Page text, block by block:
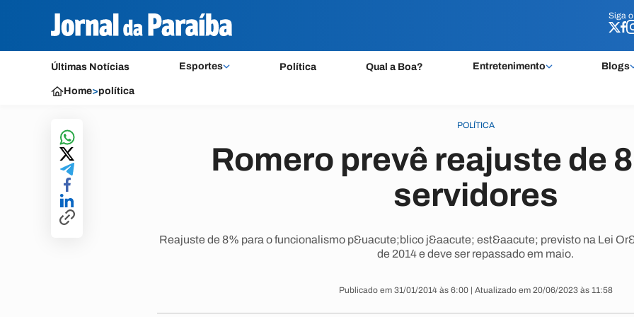
Siga o
Últimas Notícias Esportes Política Qual a Boa? Entretenimento Blogs
Siga o
Home>política
POLÍTICA
Romero prevê reajuste de
servidores
Reajuste de 8% para o funcionalismo p&uacute;blico j&aacute; est&aacute; previsto na Lei
de 2014 e deve ser repassado em maio.
Publicado em 31/01/2014 às 6:00 | Atualizado em 20/06/2023 às 11:58